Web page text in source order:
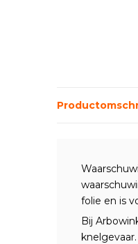
folie en is
Bij